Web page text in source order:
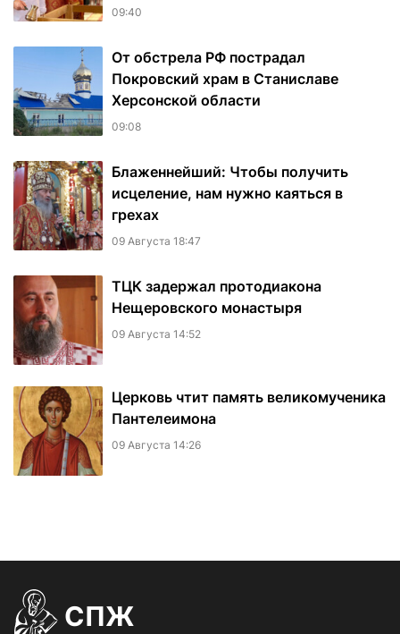
09:40
От обстрела РФ пострадал
Покровский храм в Станиславе
Херсонской области
09:08
Блаженнейший: Чтобы получить
исцеление, нам нужно каяться в
грехах
09 Августа 18:47
ТЦК задержал протодиакона
Нещеровского монастыря
09 Августа 14:52
Церковь чтит память великомученика
Пантелеимона
09 Августа 14:26
СПЖ